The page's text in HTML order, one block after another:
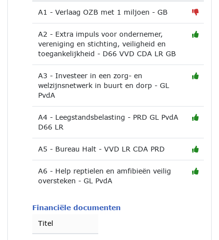
A1 - Verlaag OZB met 1 miljoen - GB
A2 - Extra impuls voor ondernemer,
vereniging en stichting, veiligheid en
toegankelijkheid - D66 VVD CDA LR GB
A3 - Investeer in een zorg- en
welzijnsnetwerk in buurt en dorp - GL
PvdA
A4 - Leegstandsbelasting - PRD GL PvdA
D66 LR
A5 - Bureau Halt - VVD LR CDA PRD
A6 - Help reptielen en amfibieën veilig
oversteken - GL PvdA
Financiële documenten
Titel